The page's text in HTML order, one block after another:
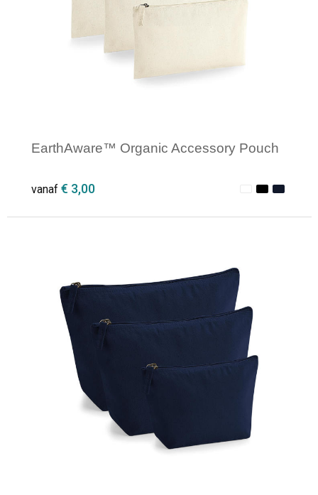
EarthAware™ Organic Accessory Pouch
vanaf € 3,00